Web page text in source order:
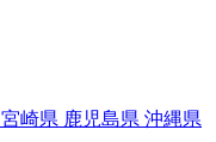
宮崎県 鹿児島県 沖縄県